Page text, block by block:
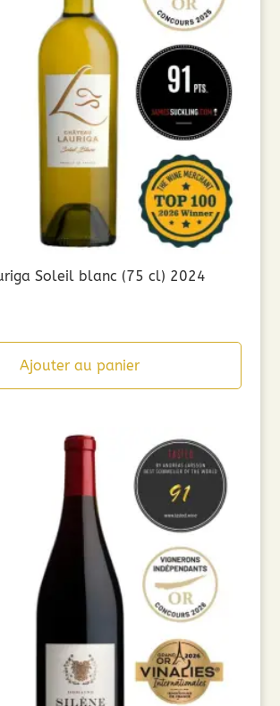
Soleil blanc (75 cl) 2024
Ajouter au panier